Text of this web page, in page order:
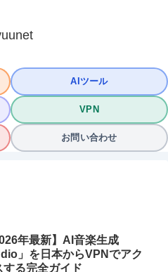
AIツール
VPN
お問い合わせ
年最新】AI音楽生成
」を日本からVPNでアク
する完全ガイド